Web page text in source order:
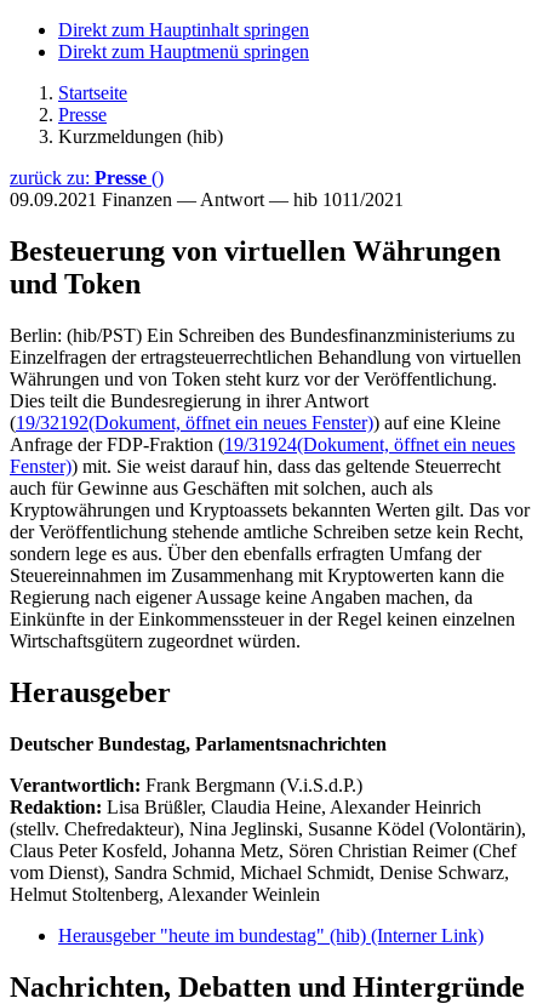
Direkt zum Hauptinhalt springen
Direkt zum Hauptmenü springen
Startseite
Presse
Kurzmeldungen (hib)
zurück zu: Presse ()
09.09.2021 Finanzen — Antwort — hib 1011/2021
Besteuerung von virtuellen Währungen
und Token
Berlin: (hib/PST) Ein Schreiben des Bundesfinanzministeriums zu
Einzelfragen der ertragsteuerrechtlichen Behandlung von virtuellen
Währungen und von Token steht kurz vor der Veröffentlichung.
Dies teilt die Bundesregierung in ihrer Antwort
(19/32192(Dokument, öffnet ein neues Fenster)) auf eine Kleine
Anfrage der FDP-Fraktion (19/31924(Dokument, öffnet ein neues
Fenster)) mit. Sie weist darauf hin, dass das geltende Steuerrecht
auch für Gewinne aus Geschäften mit solchen, auch als
Kryptowährungen und Kryptoassets bekannten Werten gilt. Das vor
der Veröffentlichung stehende amtliche Schreiben setze kein Recht,
sondern lege es aus. Über den ebenfalls erfragten Umfang der
Steuereinnahmen im Zusammenhang mit Kryptowerten kann die
Regierung nach eigener Aussage keine Angaben machen, da
Einkünfte in der Einkommenssteuer in der Regel keinen einzelnen
Wirtschaftsgütern zugeordnet würden.
Herausgeber
Deutscher Bundestag, Parlamentsnachrichten
Verantwortlich: Frank Bergmann (V.i.S.d.P.)
Redaktion: Lisa Brüßler, Claudia Heine, Alexander Heinrich
(stellv. Chefredakteur), Nina Jeglinski, Susanne Ködel (Volontärin),
Claus Peter Kosfeld, Johanna Metz, Sören Christian Reimer (Chef
vom Dienst), Sandra Schmid, Michael Schmidt, Denise Schwarz,
Helmut Stoltenberg, Alexander Weinlein
Herausgeber "heute im bundestag" (hib) (Interner Link)
Nachrichten, Debatten und Hintergründe